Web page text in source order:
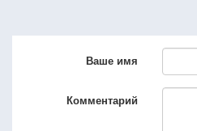
Ваше имя
Комментарий